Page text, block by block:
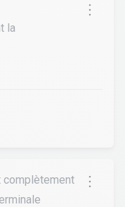
la
complètement